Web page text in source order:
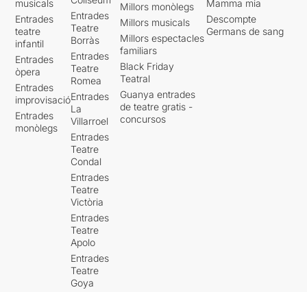
musicals
Entrades
teatre
infantil
Entrades
òpera
Entrades
improvisació
Entrades
monòlegs
Entrades
Teatre
Borràs
Entrades
Teatre
Romea
Entrades
La
Villarroel
Entrades
Teatre
Condal
Entrades
Teatre
Victòria
Entrades
Teatre
Apolo
Entrades
Teatre
Goya
Millors monòlegs
Millors musicals
Millors espectacles
familiars
Black Friday
Teatral
Guanya entrades
de teatre gratis -
concursos
Mamma mia
Descompte
Germans de sang